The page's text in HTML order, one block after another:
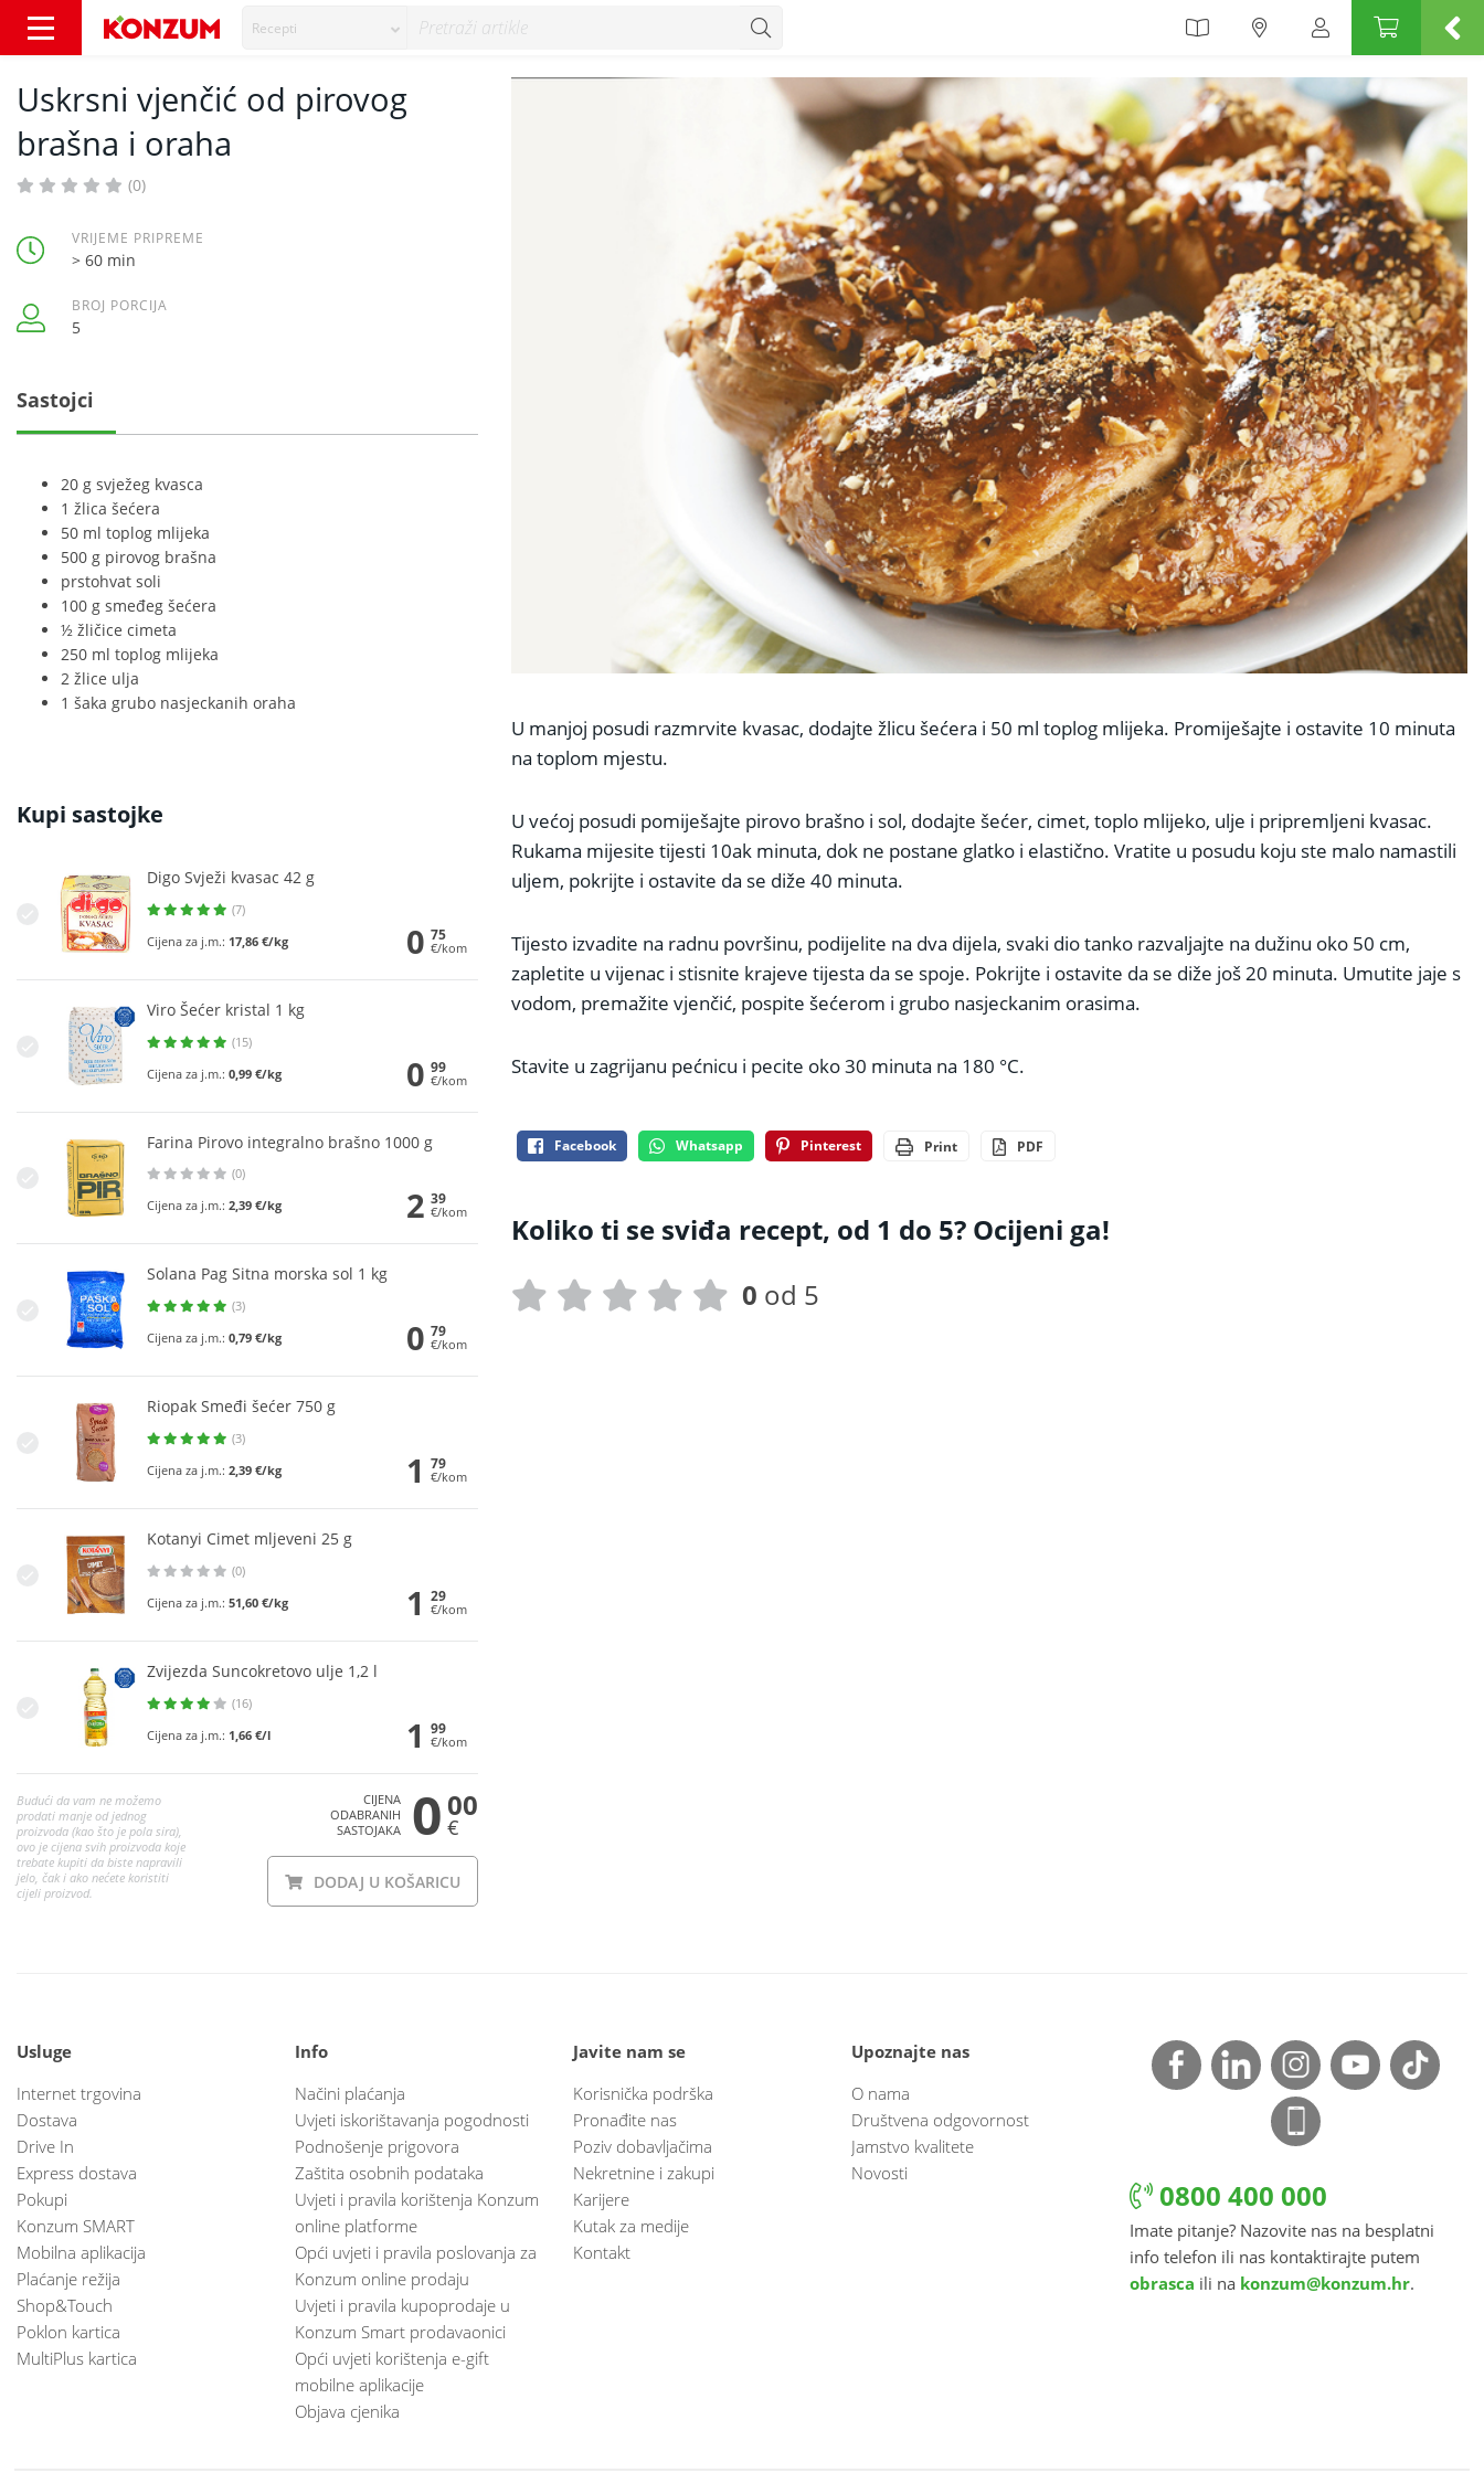
Recepti
Uskrsni vjenčić od pirovog
brašna i oraha
(0)
VRIJEME PRIPREME
> 60 min
BROJ PORCIJA
5
Sastojci
20 g svježeg kvasca
1 žlica šećera
50 ml toplog mlijeka
500 g pirovog brašna
prstohvat soli
100 g smeđeg šećera
½ žličice cimeta
250 ml toplog mlijeka
2 žlice ulja
1 šaka grubo nasjeckanih oraha
Kupi sastojke
Digo Svježi kvasac 42 g
(7)
Cijena za j.m.: 17,86 €/kg 0 75
€/kom
Viro Šećer kristal 1 kg
(15)
Cijena za j.m.: 0,99 €/kg 0 99
€/kom
Farina Pirovo integralno brašno 1000 g
(0)
Cijena za j.m.: 2,39 €/kg 2 39
€/kom
Solana Pag Sitna morska sol 1 kg
(3)
Cijena za j.m.: 0,79 €/kg 0 79
€/kom
Riopak Smeđi šećer 750 g
(3)
Cijena za j.m.: 2,39 €/kg 1 79
€/kom
Kotanyi Cimet mljeveni 25 g
(0)
Cijena za j.m.: 51,60 €/kg 1 29
€/kom
Zvijezda Suncokretovo ulje 1,2 l
(16)
Cijena za j.m.: 1,66 €/l 1 99
€/kom
Budući da vam ne možemo
prodati manje od jednog
proizvoda (kao što je pola sira),
ovo je cijena svih proizvoda koje
trebate kupiti da biste napravili
jelo, čak i ako nećete koristiti
cijeli proizvod.
CIJENA
ODABRANIH
SASTOJAKA
0 00
€
DODAJ U KOŠARICU
U manjoj posudi razmrvite kvasac, dodajte žlicu šećera i 50 ml toplog mlijeka. Promiješajte i ostavite 10 minuta
na toplom mjestu.
U većoj posudi pomiješajte pirovo brašno i sol, dodajte šećer, cimet, toplo mlijeko, ulje i pripremljeni kvasac.
Rukama mijesite tijesti 10ak minuta, dok ne postane glatko i elastično. Vratite u posudu koju ste malo namastili
uljem, pokrijte i ostavite da se diže 40 minuta.
Tijesto izvadite na radnu površinu, podijelite na dva dijela, svaki dio tanko razvaljajte na dužinu oko 50 cm,
zapletite u vijenac i stisnite krajeve tijesta da se spoje. Pokrijte i ostavite da se diže još 20 minuta. Umutite jaje s
vodom, premažite vjenčić, pospite šećerom i grubo nasjeckanim orasima.
Stavite u zagrijanu pećnicu i pecite oko 30 minuta na 180 °C.
Facebook Whatsapp Pinterest Print PDF
Koliko ti se sviđa recept, od 1 do 5? Ocijeni ga!
0 od 5
Usluge
Internet trgovina
Dostava
Drive In
Express dostava
Pokupi
Konzum SMART
Mobilna aplikacija
Plaćanje režija
Shop&Touch
Poklon kartica
MultiPlus kartica
Info
Načini plaćanja
Uvjeti iskorištavanja pogodnosti
Podnošenje prigovora
Zaštita osobnih podataka
Uvjeti i pravila korištenja Konzum
online platforme
Opći uvjeti i pravila poslovanja za
Konzum online prodaju
Uvjeti i pravila kupoprodaje u
Konzum Smart prodavaonici
Opći uvjeti korištenja e-gift
mobilne aplikacije
Objava cjenika
Javite nam se
Korisnička podrška
Pronađite nas
Poziv dobavljačima
Nekretnine i zakupi
Karijere
Kutak za medije
Kontakt
Upoznajte nas
O nama
Društvena odgovornost
Jamstvo kvalitete
Novosti
0800 400 000
Imate pitanje? Nazovite nas na besplatni
info telefon ili nas kontaktirajte putem
obrasca ili na konzum@konzum.hr.